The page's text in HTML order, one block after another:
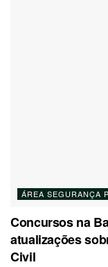
ÁREA SEGURANÇA
Concursos na
atualizações
Civil